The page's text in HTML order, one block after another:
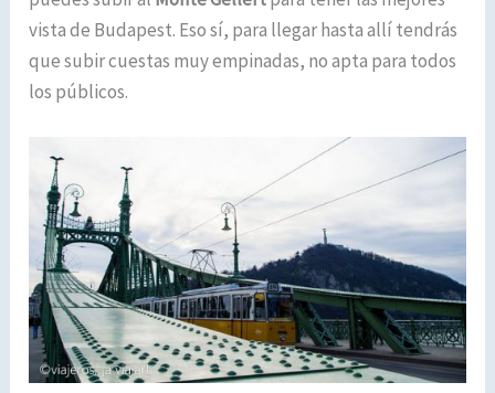
vista de Budapest. Eso sí, para llegar hasta allí tendrás
que subir cuestas muy empinadas, no apta para todos
los públicos.